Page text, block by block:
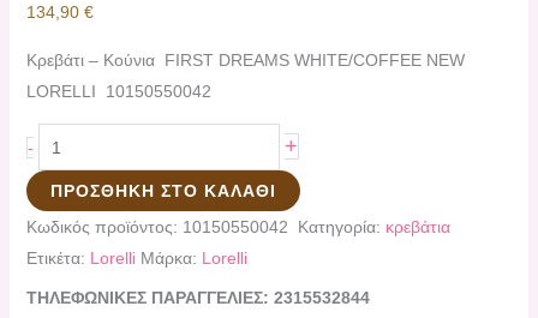
134,90 €
Κρεβάτι – Κούνια FIRST DREAMS WHITE/COFFEE NEW
LORELLI 10150550042
- +
ΠΡΟΣΘΉΚΗ ΣΤΟ ΚΑΛΆΘΙ
Κωδικός προϊόντος: 10150550042 Κατηγορία: κρεβάτια
Ετικέτα: Lorelli Μάρκα: Lorelli
ΤΗΛΕΦΩΝΙΚΕΣ ΠΑΡΑΓΓΕΛΙΕΣ: 2315532844